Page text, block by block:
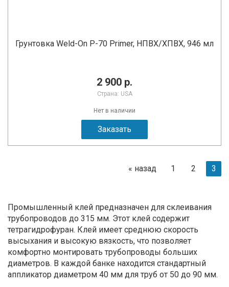
Грунтовка Weld-On P-70 Primer, НПВХ/ХПВХ, 946 мл
2 900 р.
Страна: USA
Нет в наличии
Заказать
« назад 1 2 3
Промышленный клей предназначен для склеивания
трубопроводов до 315 мм. Этот клей содержит
тетрагидрофуран. Клей имеет среднюю скорость
высыхания и высокую вязкость, что позволяет
комфортно монтировать трубопроводы больших
диаметров. В каждой банке находится стандартный
аппликатор диаметром 40 мм для труб от 50 до 90 мм.